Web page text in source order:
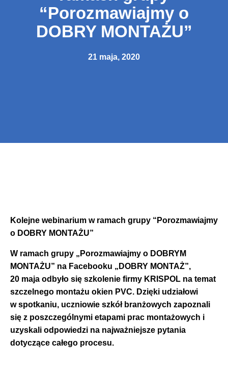
“Porozmawiajmy o
DOBRY MONTAŻU”
21 maja, 2020
Kolejne webinarium w ramach grupy “Porozmawiajmy
o DOBRY MONTAŻU”
W ramach grupy „Porozmawiajmy o DOBRYM
MONTAŻU” na Facebooku „DOBRY MONTAŻ”,
20 maja odbyło się szkolenie firmy KRISPOL na temat
szczelnego montażu okien PVC. Dzięki udziałowi
w spotkaniu, uczniowie szkół branżowych zapoznali
się z poszczególnymi etapami prac montażowych i
uzyskali odpowiedzi na najważniejsze pytania
dotyczące całego procesu.